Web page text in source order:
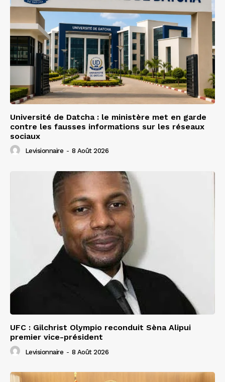
Université de Datcha : le ministère met en garde
contre les fausses informations sur les réseaux
sociaux
Levisionnaire - 8 Août 2026
UFC : Gilchrist Olympio reconduit Sèna Alipui
premier vice-président
Levisionnaire - 8 Août 2026